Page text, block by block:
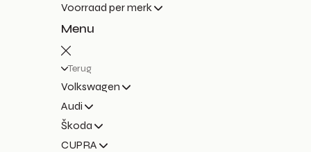
Voorraad per merk
Menu
Terug
Volkswagen
Audi
Škoda
CUPRA